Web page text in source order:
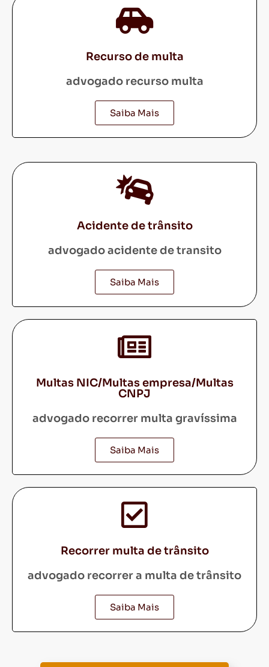
Recurso de multa
advogado recurso multa
Saiba Mais
Acidente de trânsito
advogado acidente de transito
Saiba Mais
Multas NIC/Multas empresa/Multas
CNPJ
advogado recorrer multa gravíssima
Saiba Mais
Recorrer multa de trânsito
advogado recorrer a multa de trânsito
Saiba Mais